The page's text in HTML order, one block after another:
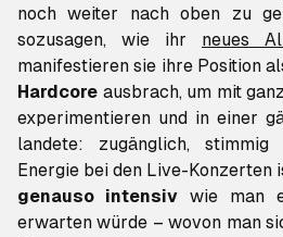
noch weiter nach oben zu
sozusagen, wie ihr neues
manifestieren sie ihre Position
Hardcore ausbrach, um mit
experimentieren und in einer
landete: zugänglich,
Energie bei den Live-Konzerten
genauso intensiv wie man
erwarten würde – wovon man